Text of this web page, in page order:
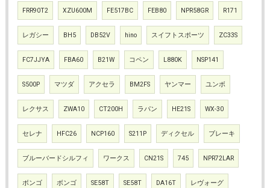
FRR90T2 XZU600M FE517BC FEB80 NPR58GR R171
レガシー BH5 DB52V hino スイフトスポーツ ZC33S
FC7JJYA FBA60 B21W コペン L880K NSP141
S500P マツダ アクセラ BM2FS ヤンマー ユンボ
レクサス ZWA10 CT200H ラパン HE21S WX-30
セレナ HFC26 NCP160 S211P ディクセル ブレーキ
ブルーバードシルフィ ワークス CN21S 745 NPR72LAR
ボンゴ ボンゴ SE58T SE58T DA16T レヴォーグ